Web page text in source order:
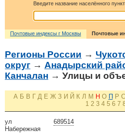
Введите название населённого
Почтовые индексы г Москвы Почтовые
Регионы России →
округ → Анадырский
Канчалан → Улицы и
А Б В Г Д Е Ж З И Й К Л М Н О П Р С
1 2 3 4 5 6 7
689514
ул
Набережная